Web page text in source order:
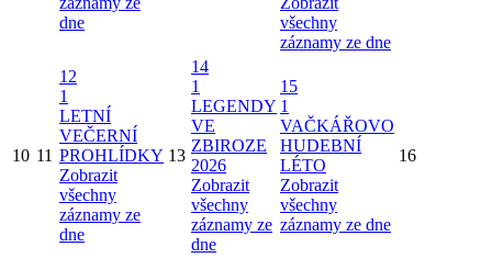
dne
všechny
záznamy ze dne
10 11
12
1
LETNÍ
VEČERNÍ
PROHLÍDKY
Zobrazit
všechny
záznamy ze
dne
13
14
1
LEGENDY
VE
ZBIROZE
2026
Zobrazit
všechny
záznamy ze
dne
15
1
VAČKÁŘOVO
HUDEBNÍ
LÉTO
Zobrazit
všechny
záznamy ze dne
16